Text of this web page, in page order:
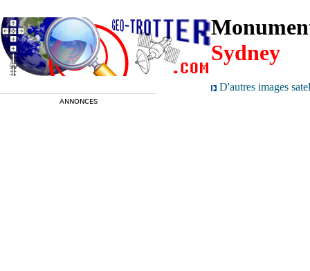
Sydney
D'autres images
ANNONCES